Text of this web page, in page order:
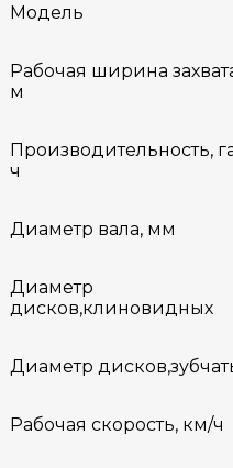
Модель
Рабочая ширина
м
Производительность,
ч
Диаметр вала, мм
Диаметр
дисков,клиновидных
Диаметр
Рабочая скорость, км/ч